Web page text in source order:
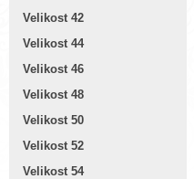
Velikost 42
Velikost 44
Velikost 46
Velikost 48
Velikost 50
Velikost 52
Velikost 54